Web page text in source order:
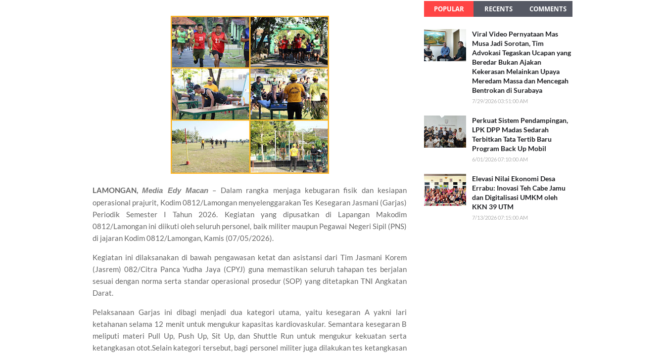
​LAMONGAN,Media Edy Macan – Dalam rangka menjaga kebugaran fisik dan kesiapan
operasional prajurit, Kodim 0812/Lamongan menyelenggarakan Tes Kesegaran Jasmani (Garjas)
Periodik Semester I Tahun 2026. Kegiatan yang dipusatkan di Lapangan Makodim
0812/Lamongan ini diikuti oleh seluruh personel, baik militer maupun Pegawai Negeri Sipil (PNS)
di jajaran Kodim 0812/Lamongan, Kamis (07/05/2026).
​Kegiatan ini dilaksanakan di bawah pengawasan ketat dan asistansi dari Tim Jasmani Korem
(Jasrem) 082/Citra Panca Yudha Jaya (CPYJ) guna memastikan seluruh tahapan tes berjalan
sesuai dengan norma serta standar operasional prosedur (SOP) yang ditetapkan TNI Angkatan
Darat.
Pelaksanaan Garjas ini dibagi menjadi dua kategori utama, yaitu ​kesegaran A yakni lari
ketahanan selama 12 menit untuk mengukur kapasitas kardiovaskular. Semantara ​kesegaran B
meliputi materi Pull Up, Push Up, Sit Up, dan Shuttle Run untuk mengukur kekuatan serta
ketangkasan otot.​Selain kategori tersebut, bagi personel militer juga dilakukan tes ketangkasan
POPULAR RECENTS COMMENTS
Viral Video Pernyataan Mas
Musa Jadi Sorotan, Tim
Advokasi Tegaskan Ucapan yang
Beredar Bukan Ajakan
Kekerasan Melainkan Upaya
Meredam Massa dan Mencegah
Bentrokan di Surabaya
7/29/2026 03:51:00 AM
Perkuat Sistem Pendampingan,
LPK DPP Madas Sedarah
Terbitkan Tata Tertib Baru
Program Back Up Mobil
6/01/2026 07:10:00 AM
Elevasi Nilai Ekonomi Desa
Errabu: Inovasi Teh Cabe Jamu
dan Digitalisasi UMKM oleh
KKN 39 UTM
7/13/2026 07:15:00 AM